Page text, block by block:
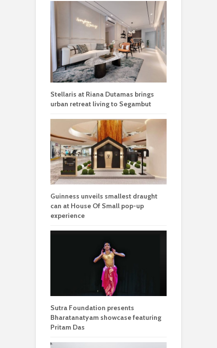
Stellaris at Riana Dutamas brings
urban retreat living to Segambut
Guinness unveils smallest draught
can at House Of Small pop-up
experience
Sutra Foundation presents
Bharatanatyam showcase featuring
Pritam Das